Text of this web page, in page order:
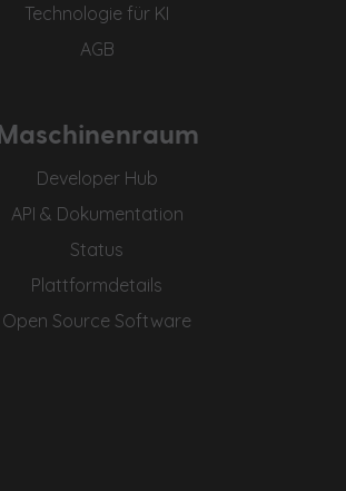
Technologie für KI
AGB
Maschinenraum
Developer Hub
API & Dokumentation
Status
Plattformdetails
Open Source Software